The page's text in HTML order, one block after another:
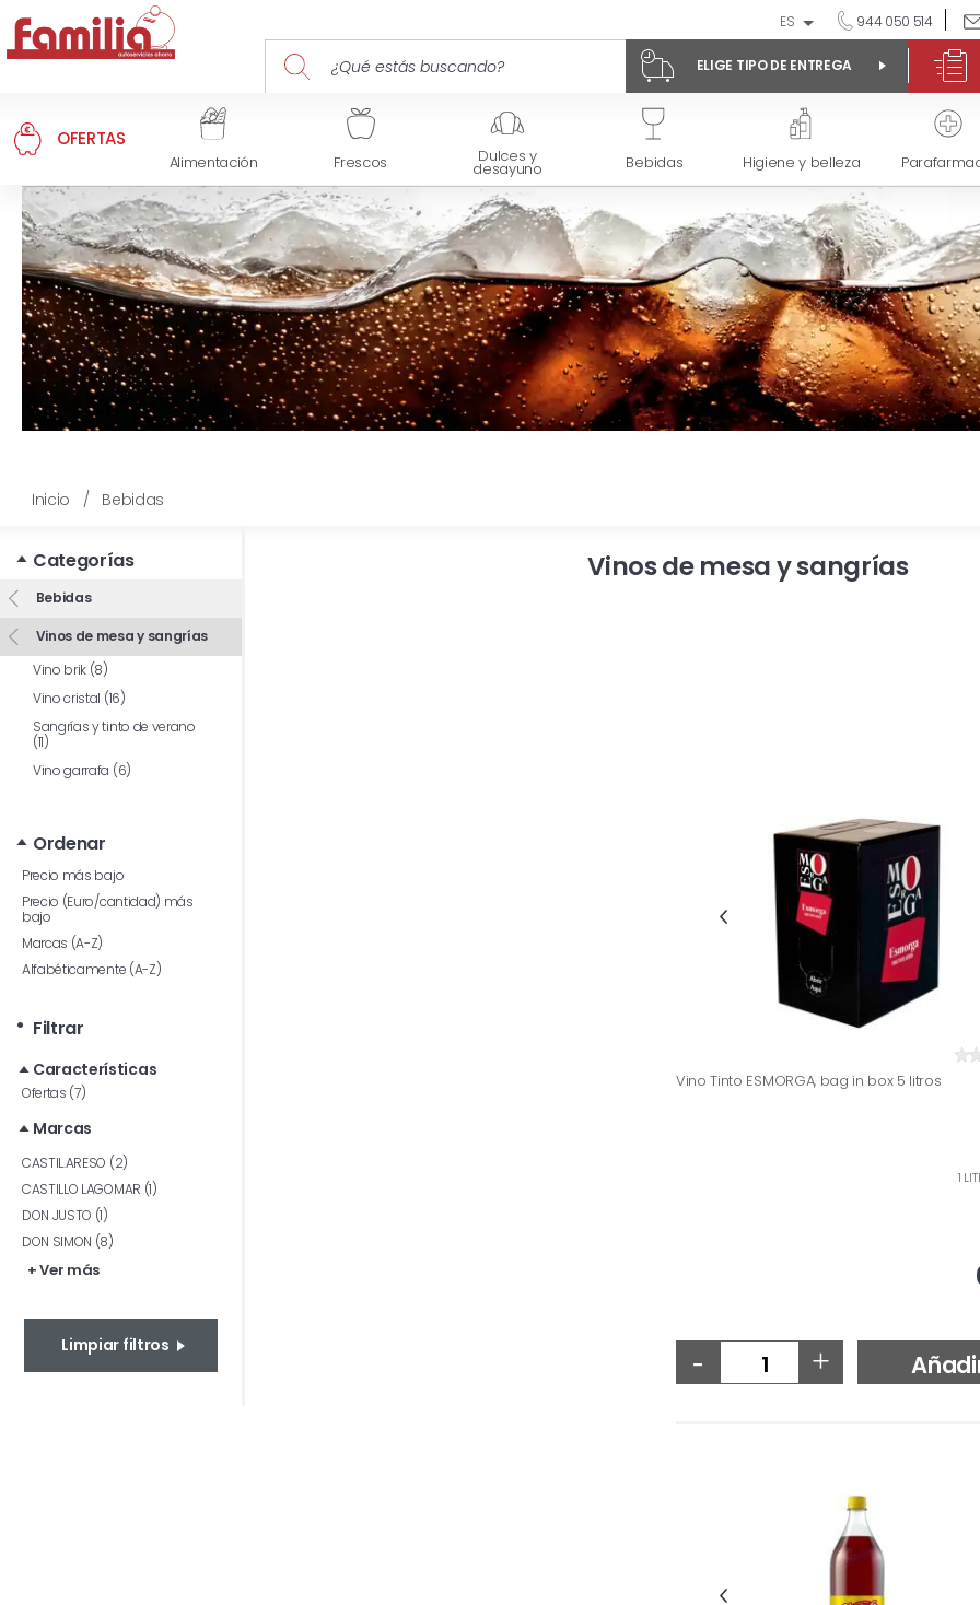
ES 944 050 514
ELIGE TIPO DE ENTREGA
OFERTAS
Alimentación Frescos Dulces y
desayuno Bebidas Higiene y belleza
Inicio / Bebidas
Categorías
Bebidas
Vinos de mesa y sangrías
Vino brik (8)
Vino cristal (16)
Sangrías y tinto de verano
(11)
Vino garrafa (6)
Ordenar
Precio más bajo
Precio (Euro/cantidad) más
bajo
Marcas (A-Z)
Alfabéticamente (A-Z)
Filtrar
Características
Ofertas (7)
Marcas
CASTIL.ARESO (2)
CASTILLO LAGOMAR (1)
DON JUSTO (1)
DON SIMON (8)
+ Ver más
Limpiar filtros
Vinos de mesa y sangrías
Vino Tinto ESMORGA, bag in box 5 litros
1
- +